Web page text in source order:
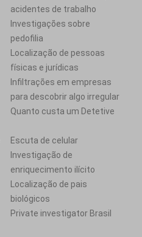
acidentes de trabalho
Investigações sobre
pedofilia
Localização de pessoas
físicas e jurídicas
Infiltrações em empresas
para descobrir algo irregular
Quanto custa um Detetive
Escuta de celular
Investigação de
enriquecimento ilícito
Localização de pais
biológicos
Private investigator Brasil